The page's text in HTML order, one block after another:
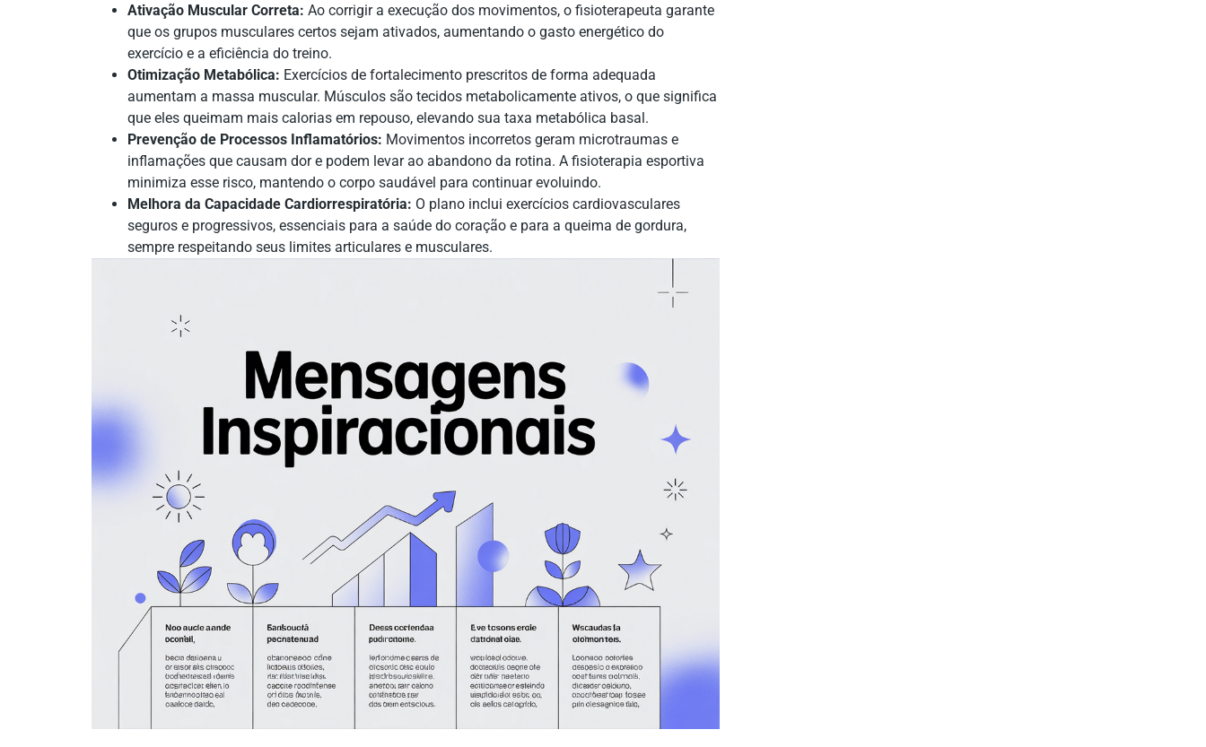
Ativação Muscular Correta: Ao corrigir a execução dos movimentos, o fisioterapeuta garante
que os grupos musculares certos sejam ativados, aumentando o gasto energético do
exercício e a eficiência do treino.
Otimização Metabólica: Exercícios de fortalecimento prescritos de forma adequada
aumentam a massa muscular. Músculos são tecidos metabolicamente ativos, o que significa
que eles queimam mais calorias em repouso, elevando sua taxa metabólica basal.
Prevenção de Processos Inflamatórios: Movimentos incorretos geram microtraumas e
inflamações que causam dor e podem levar ao abandono da rotina. A fisioterapia esportiva
minimiza esse risco, mantendo o corpo saudável para continuar evoluindo.
Melhora da Capacidade Cardiorrespiratória: O plano inclui exercícios cardiovasculares
seguros e progressivos, essenciais para a saúde do coração e para a queima de gordura,
sempre respeitando seus limites articulares e musculares.